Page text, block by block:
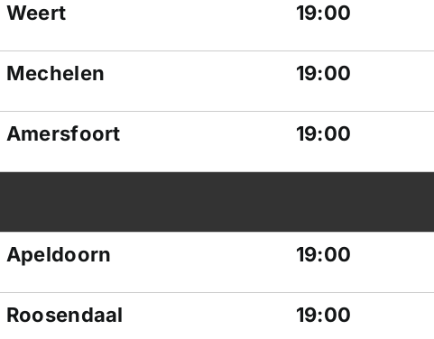
Weert 19:00
Mechelen 19:00
Amersfoort 19:00
Apeldoorn 19:00
Roosendaal 19:00